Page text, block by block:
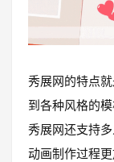
秀展网的特点就
到各种风格的
秀展网还支持
动画制作过程更